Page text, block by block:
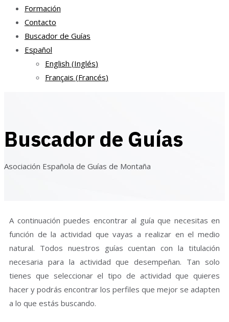
Formación
Contacto
Buscador de Guías
Español
English (Inglés)
Français (Francés)
Buscador de Guías
Asociación Española de Guías de Montaña
A continuación puedes encontrar al guía que necesitas en
función de la actividad que vayas a realizar en el medio
natural. Todos nuestros guías cuentan con la titulación
necesaria para la actividad que desempeñan. Tan solo
tienes que seleccionar el tipo de actividad que quieres
hacer y podrás encontrar los perfiles que mejor se adapten
a lo que estás buscando.